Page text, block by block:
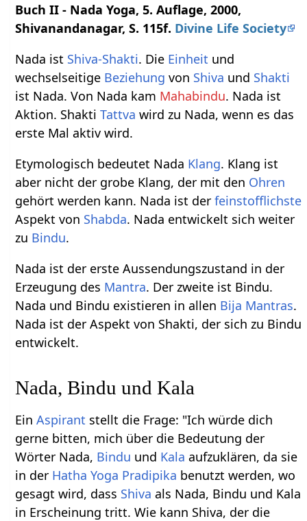
Buch II - Nada Yoga, 5. Auflage, 2000,
Shivanandanagar, S. 115f. Divine Life Society
Nada ist Shiva-Shakti. Die Einheit und
wechselseitige Beziehung von Shiva und Shakti
ist Nada. Von Nada kam Mahabindu. Nada ist
Aktion. ShaktiTattva wird zu Nada, wenn es das
erste Mal aktiv wird.
Etymologisch bedeutet Nada Klang. Klang ist
aber nicht der grobe Klang, der mit den Ohren
gehört werden kann. Nada ist derfeinstofflichste
Aspekt von Shabda. Nada entwickelt sich weiter
zu Bindu.
Nada ist der erste Aussendungszustand in der
Erzeugung des Mantra. Der zweite ist Bindu.
Nada und Bindu existieren in allen Bija Mantras.
Nada ist der Aspekt von Shakti, der sich zu Bindu
entwickelt.
Nada, Bindu und Kala
EinAspirant stellt die Frage: "Ich würde dich
gerne bitten, mich über die Bedeutung der
Wörter Nada, Bindu und Kala aufzuklären, da sie
in der Hatha Yoga Pradipika benutzt werden, wo
gesagt wird, dass Shiva als Nada, Bindu und Kala
in Erscheinung tritt. Wie kann Shiva, der die